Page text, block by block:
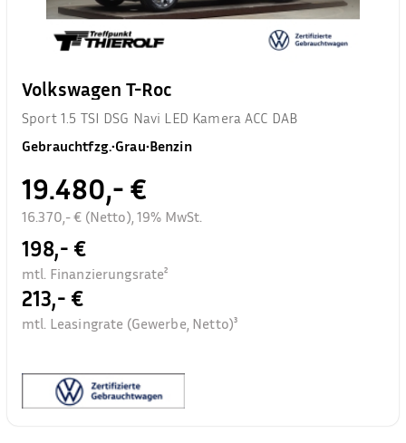
Volkswagen T-Roc
Sport 1.5 TSI DSG Navi LED Kamera ACC DAB
Gebrauchtfzg.•Grau•Benzin
19.480,- €
16.370,- € (Netto), 19% MwSt.
198,- €
mtl. Finanzierungsrate²
213,- €
mtl. Leasingrate (Gewerbe, Netto)³